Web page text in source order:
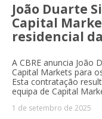
João Duarte
Capital
residencial da
A CBRE anuncia João
Capital Markets para
Esta contratação
equipa de Capital
1 de setembro de 2025